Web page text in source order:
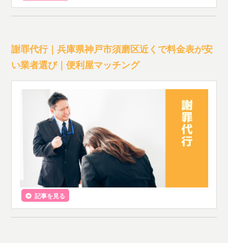
謝罪代行｜兵庫県神戸市須磨区近くで料金表が安
い業者選び｜便利屋マッチング
記事を見る